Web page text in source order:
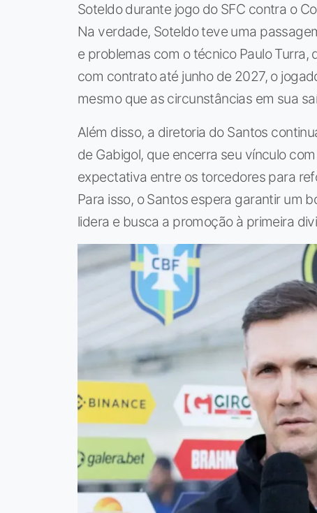
Soteldo durante jogo do SFC contra o
Na verdade, Soteldo teve uma
e problemas com o técnico Paulo
com contrato até junho de 2027, o
mesmo que as circunstâncias em sua
Além disso, a diretoria do Santos
de Gabigol, que encerra seu vínculo
expectativa entre os torcedores para
Para isso, o Santos espera garantir um
lidera e busca a promoção à primeira